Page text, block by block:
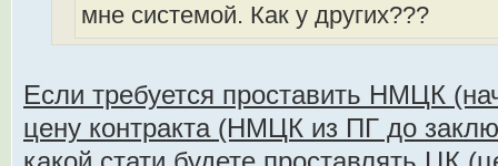
мне системой. Как у других???
Если требуется проставить НМЦК
цену контракта (НМЦК из ПГ до